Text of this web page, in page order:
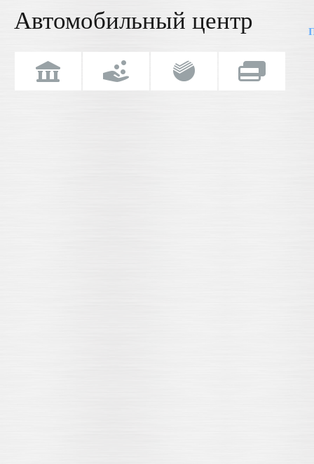
Автомобильный центр